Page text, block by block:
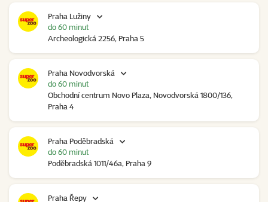
Praha Lužiny
Archeologická 2256, Praha 5
do 60 minut
Praha Novodvorská
Obchodní centrum Novo Plaza, Novodvorská 1800/136,
Praha 4
do 60 minut
Praha Poděbradská
Poděbradská 1011/46a, Praha 9
do 60 minut
Praha Řepy